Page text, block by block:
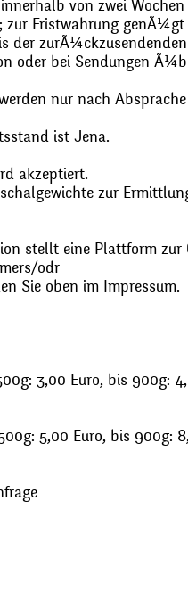
von zwei
zur Fristwahrung
der
oder bei Sendungen
nur nach
ist Jena.
akzeptiert.
zur
stellt eine Plattform
odr
Sie oben im Impressum.
3,00 Euro, bis 900g:
5,00 Euro, bis 900g: